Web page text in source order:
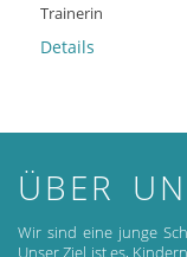
Trainerin
Details
ÜBER
Wir sind eine junge
Unser Ziel ist es,